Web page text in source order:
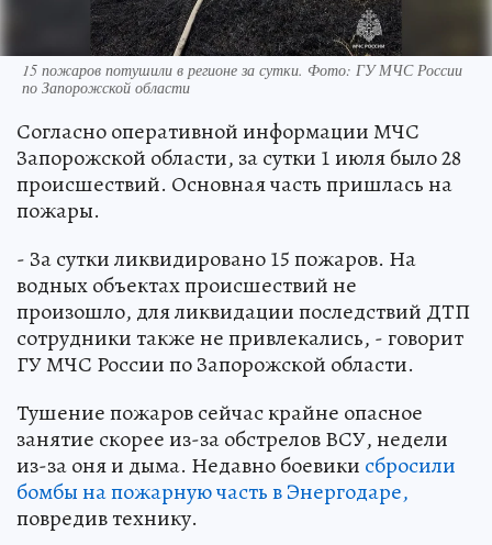
15 пожаров потушили в регионе за сутки. Фото: ГУ МЧС России
по Запорожской области
Согласно оперативной информации МЧС
Запорожской области, за сутки 1 июля было 28
происшествий. Основная часть пришлась на
пожары.
- За сутки ликвидировано 15 пожаров. На
водных объектах происшествий не
произошло, для ликвидации последствий ДТП
сотрудники также не привлекались, - говорит
ГУ МЧС России по Запорожской области.
Тушение пожаров сейчас крайне опасное
занятие скорее из-за обстрелов ВСУ, недели
из-за оня и дыма. Недавно боевики сбросили
бомбы на пожарную часть в Энергодаре,
повредив технику.